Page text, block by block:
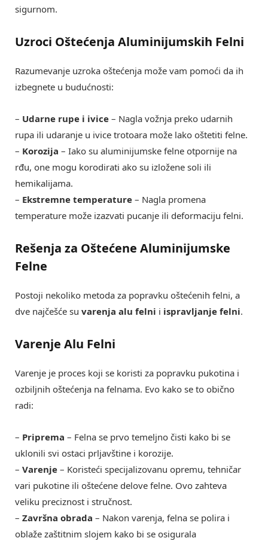
sigurnom.
Uzroci Oštećenja Aluminijumskih Felni
Razumevanje uzroka oštećenja može vam pomoći da ih
izbegnete u budućnosti:
– Udarne rupe i ivice – Nagla vožnja preko udarnih
rupa ili udaranje u ivice trotoara može lako oštetiti felne.
– Korozija – Iako su aluminijumske felne otpornije na
rđu, one mogu korodirati ako su izložene soli ili
hemikalijama.
– Ekstremne temperature – Nagla promena
temperature može izazvati pucanje ili deformaciju felni.
Rešenja za Oštećene Aluminijumske
Felne
Postoji nekoliko metoda za popravku oštećenih felni, a
dve najčešće su varenja alu felni i ispravljanje felni.
Varenje Alu Felni
Varenje je proces koji se koristi za popravku pukotina i
ozbiljnih oštećenja na felnama. Evo kako se to obično
radi:
– Priprema – Felna se prvo temeljno čisti kako bi se
uklonili svi ostaci prljavštine i korozije.
– Varenje – Koristeći specijalizovanu opremu, tehničar
vari pukotine ili oštećene delove felne. Ovo zahteva
veliku preciznost i stručnost.
– Završna obrada – Nakon varenja, felna se polira i
oblaže zaštitnim slojem kako bi se osigurala